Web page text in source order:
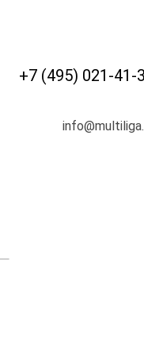
+7 (495) 021-41-